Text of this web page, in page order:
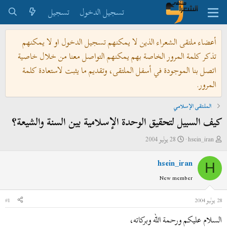
تسجيل الدخول
تسجيل
أعضاء ملتقى الشعراء الذين لا يمكنهم تسجيل الدخول او لا يمكنهم
تذكر كلمة المرور الخاصة بهم يمكنهم التواصل معنا من خلال خاصية
اتصل بنا الموجودة في أسفل الملتقى، وتقديم ما يثبت لاستعادة كلمة
المرور.
الملتقى الإسلامي
كيف السبيل لتحقيق الوحدة الإسلامية بين السنة والشيعة؟
ب
د
ئ
م
و
hsein_iran
ت
ر
ل
ب
28 يوليو 2004
H
hsein_iran
New member
28 يوليو 2004
#1
السلام عليكم ورحمة الله وبركاته،